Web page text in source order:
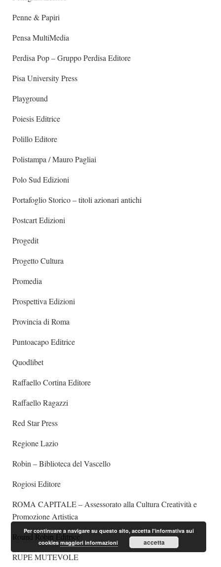
Penne & Papiri
Pensa MultiMedia
Perdisa Pop – Gruppo Perdisa Editore
Pisa University Press
Playground
Poiesis Editrice
Polillo Editore
Polistampa / Mauro Pagliai
Polo Sud Edizioni
Portafoglio Storico – titoli azionari antichi
Postcart Edizioni
Progedit
Progetto Cultura
Promedia
Prospettiva Edizioni
Provincia di Roma
Puntoacapo Editrice
Quodlibet
Raffaello Cortina Editore
Raffaello Ragazzi
Red Star Press
Regione Lazio
Robin – Biblioteca del Vascello
Rogiosi Editore
ROMA CAPITALE – Assessorato alla Cultura Creatività e
Promozione Artistica
Round Robin Editrice
RUPE MUTEVOLE
Per continuare a navigare su questo sito, accetta l'informativa sui
cookiesmaggiori informazioni accetta